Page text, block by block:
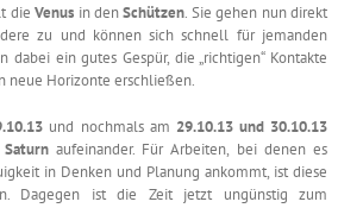
die Venus in denSchützen. Sie gehen nun direkt
zu und können sich schnell für jemanden
dabei ein gutes Gespür, die „richtigen“ Kontakte
neue Horizonte erschließen.
und nochmals am 29.10.13 und 30.10.13
Saturnaufeinander. Für Arbeiten, bei denen es
in Denken und Planung ankommt, ist diese
Dagegen ist die Zeit jetzt ungünstig zum